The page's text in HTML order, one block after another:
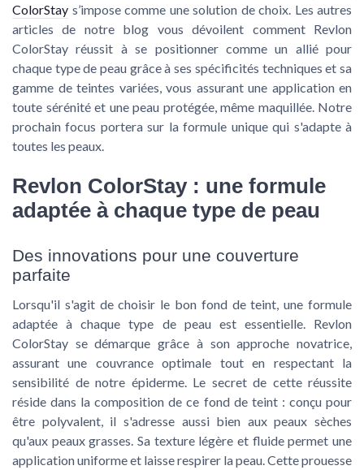
ColorStay s’impose comme une solution de choix. Les autres
articles de notre blog vous dévoilent comment Revlon
ColorStay réussit à se positionner comme un allié pour
chaque type de peau grâce à ses spécificités techniques et sa
gamme de teintes variées, vous assurant une application en
toute sérénité et une peau protégée, même maquillée. Notre
prochain focus portera sur la formule unique qui s'adapte à
toutes les peaux.
Revlon ColorStay : une formule
adaptée à chaque type de peau
Des innovations pour une couverture
parfaite
Lorsqu'il s'agit de choisir le bon fond de teint, une formule
adaptée à chaque type de peau est essentielle. Revlon
ColorStay se démarque grâce à son approche novatrice,
assurant une couvrance optimale tout en respectant la
sensibilité de notre épiderme. Le secret de cette réussite
réside dans la composition de ce fond de teint : conçu pour
être polyvalent, il s'adresse aussi bien aux peaux sèches
qu'aux peaux grasses. Sa texture légère et fluide permet une
application uniforme et laisse respirer la peau. Cette prouesse